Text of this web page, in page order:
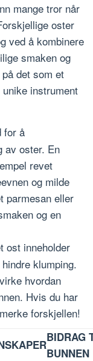
mange tror når
oster
ved å kombinere
smaken og
det som et
instrument
for å
av oster. En
revet
og milde
parmesan eller
og en
ost inneholder
klumping.
hvordan
Hvis du har
forskjellen!
BIDRAG
BUNNEN